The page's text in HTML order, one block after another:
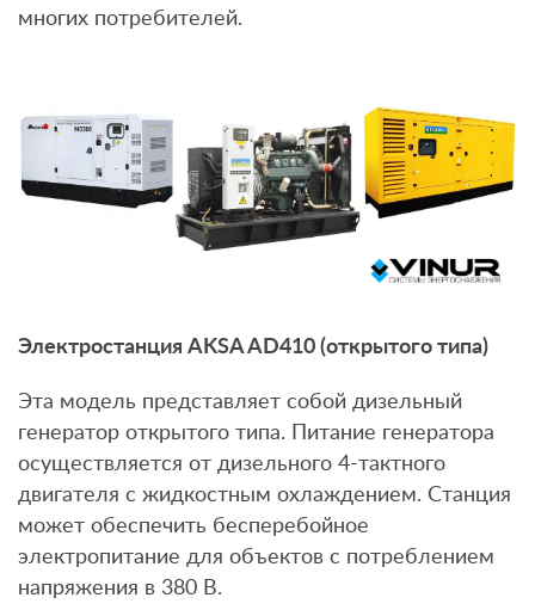
многих потребителей.
Электростанция AKSA AD410 (открытого типа)
Эта модель представляет собой дизельный
генератор открытого типа. Питание генератора
осуществляется от дизельного 4-тактного
двигателя с жидкостным охлаждением. Станция
может обеспечить бесперебойное
электропитание для объектов с потреблением
напряжения в 380 В.